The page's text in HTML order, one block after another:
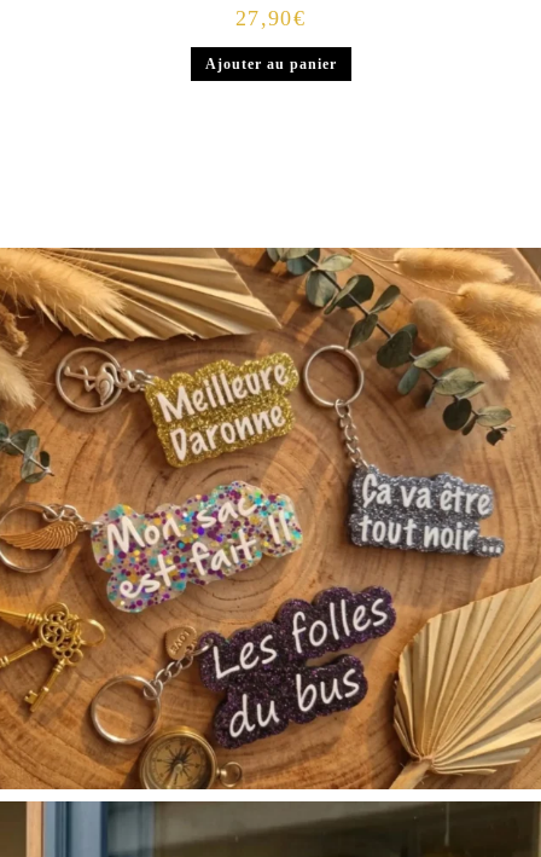
4 avis
27,90€
Ajouter au panier